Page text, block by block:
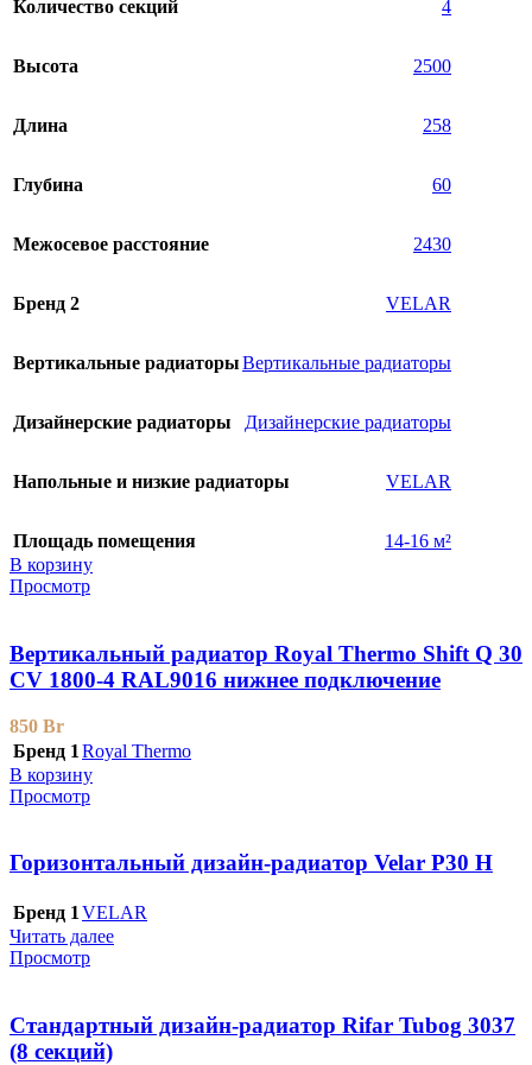
Количество секций 4
Высота 2500
Длина 258
Глубина 60
Межосевое расстояние 2430
Бренд 2 VELAR
Вертикальные радиаторыВертикальные радиаторы
Дизайнерские радиаторы Дизайнерские радиаторы
Напольные и низкие радиаторы VELAR
Площадь помещения
14-16 м²
В корзину
Просмотр
Вертикальный радиатор Royal Thermo Shift Q 30
CV 1800-4 RAL9016 нижнее подключение
850 Br
Бренд 1 Royal Thermo
В корзину
Просмотр
Горизонтальный дизайн-радиатор Velar P30 H
Бренд 1 VELAR
Читать далее
Просмотр
Стандартный дизайн-радиатор Rifar Tubog 3037
(8 секций)